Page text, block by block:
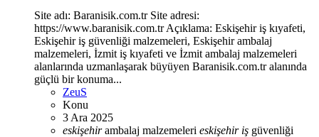
Site adı: Baranisik.com.tr Site adresi:
https://www.baranisik.com.tr Açıklama: Eskişehir iş kıyafeti,
Eskişehir iş güvenliği malzemeleri, Eskişehir ambalaj
malzemeleri, İzmit iş kıyafeti ve İzmit ambalaj malzemeleri
alanlarında uzmanlaşarak büyüyen Baranisik.com.tr alanında
güçlü bir konuma...
ZeuS
Konu
3 Ara 2025
eskişehirambalaj malzemeleri eskişehir iş güvenliği